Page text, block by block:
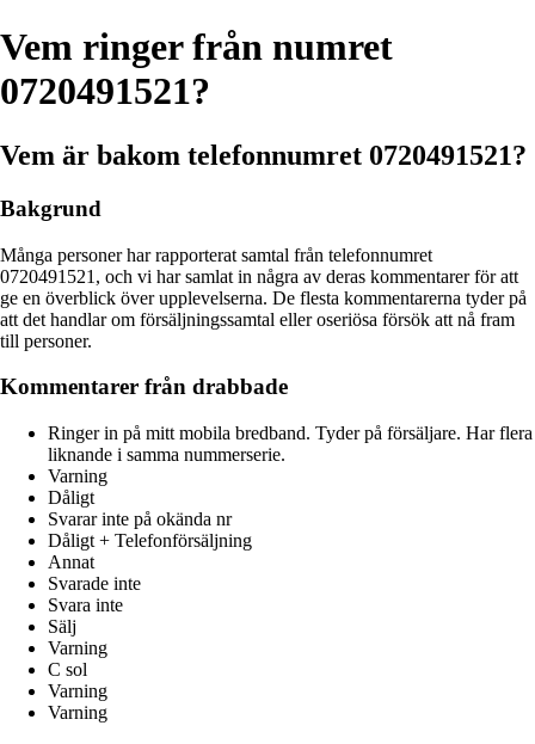
Vem ringer från numret
0720491521?
Vem är bakom telefonnumret 0720491521?
Bakgrund
Många personer har rapporterat samtal från telefonnumret
0720491521, och vi har samlat in några av deras kommentarer för att
ge en överblick över upplevelserna. De flesta kommentarerna tyder på
att det handlar om försäljningssamtal eller oseriösa försök att nå fram
till personer.
Kommentarer från drabbade
Ringer in på mitt mobila bredband. Tyder på försäljare. Har flera
liknande i samma nummerserie.
Varning
Dåligt
Svarar inte på okända nr
Dåligt + Telefonförsäljning
Annat
Svarade inte
Svara inte
Sälj
Varning
C sol
Varning
Varning